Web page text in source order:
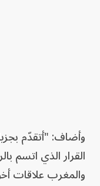
وأضاف: "أتقدّم
القرار الذي اتسم
والمغرب علاقات